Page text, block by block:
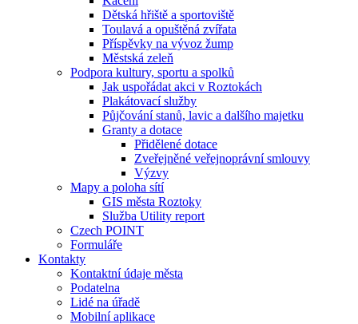
Dětská hřiště a sportoviště
Toulavá a opuštěná zvířata
Příspěvky na vývoz žump
Městská zeleň
Podpora kultury, sportu a spolků
Jak uspořádat akci v Roztokách
Plakátovací služby
Půjčování stanů, lavic a dalšího majetku
Granty a dotace
Přidělené dotace
Zveřejněné veřejnoprávní smlouvy
Výzvy
Mapy a poloha sítí
GIS města Roztoky
Služba Utility report
Czech POINT
Formuláře
Kontakty
Kontaktní údaje města
Podatelna
Lidé na úřadě
Mobilní aplikace